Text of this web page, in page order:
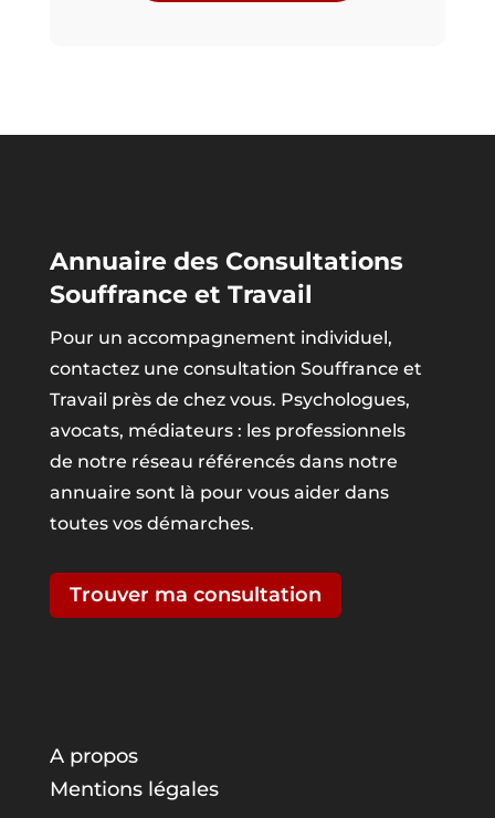
Annuaire des Consultations
Souffrance et Travail
Pour un accompagnement individuel,
contactez une consultation Souffrance et
Travail près de chez vous. Psychologues,
avocats, médiateurs : les professionnels
de notre réseau référencés dans notre
annuaire sont là pour vous aider dans
toutes vos démarches.
Trouver ma consultation
A propos
Mentions légales